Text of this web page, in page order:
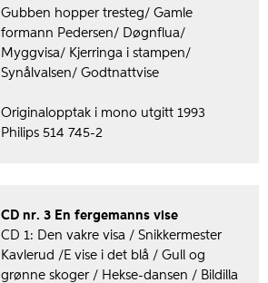
Gubben hopper tresteg/ Gamle
formann Pedersen/ Døgnflua/
Myggvisa/ Kjerringa i stampen/
Synålvalsen/ Godtnattvise
Originalopptak i mono utgitt 1993
Philips 514 745-2
CD nr. 3 En fergemanns vise
CD 1: Den vakre visa / Snikkermester
Kavlerud /E vise i det blå / Gull og
grønne skoger / Hekse-dansen / Bildilla